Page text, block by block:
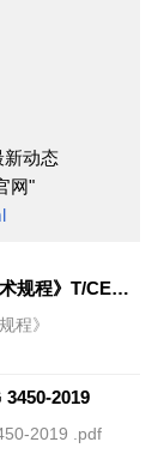
新动态
网"
《建筑固废再生砂粉路基工程技术规程》T/CECS1314-2023
程》
2019
2019 .pdf